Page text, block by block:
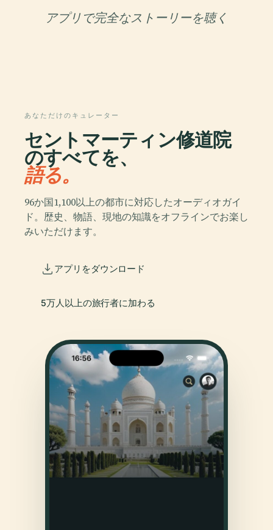
アプリで完全なストーリーを聴く
あなただけのキュレーター
セントマーティン修道院
のすべてを、
語る。
96か国1,100以上の都市に対応したオーディオガイ
ド。歴史、物語、現地の知識をオフラインでお楽し
みいただけます。
アプリをダウンロード
5万人以上の旅行者に加わる